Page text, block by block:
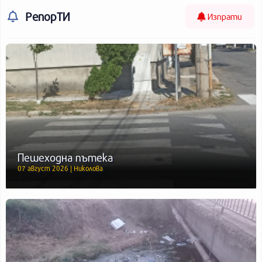
РепорТИ Изпрати
Пешеходна пътека
07 август 2026 | Николова